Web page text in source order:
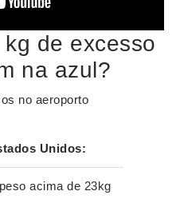
de excesso
na azul?
no aeroporto
Unidos:
acima de 23kg